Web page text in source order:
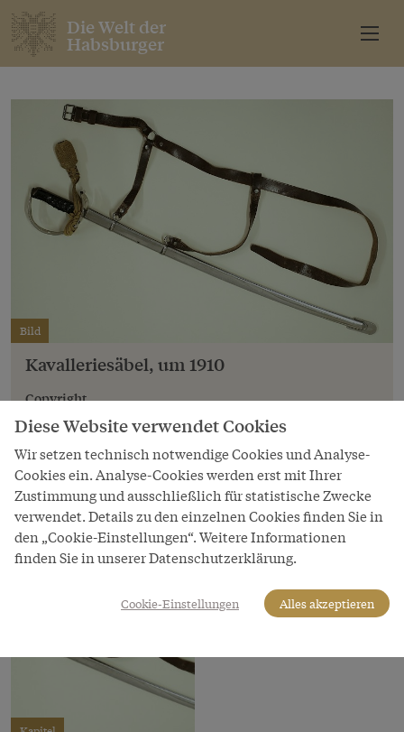
Die Welt der
Habsburger
Bild
Kavalleriesäbel, um 1910
Copyright
Schloß Schönbrunn Kultur- und Betriebsges.m.b.H.
LeihgeberIn
Schloß Schönbrunn Kultur- und Betriebsges.m.b.H.
Diese Website verwendet Cookies
Wir setzen technisch notwendige Cookies und Analyse-
Cookies ein. Analyse-Cookies werden erst mit Ihrer
Zustimmung und ausschließlich für statistische Zwecke
verwendet. Details zu den einzelnen Cookies finden Sie in
den „Cookie-Einstellungen“. Weitere Informationen
finden Sie in unserer Datenschutzerklärung.
Cookie-Einstellungen Alles akzeptieren